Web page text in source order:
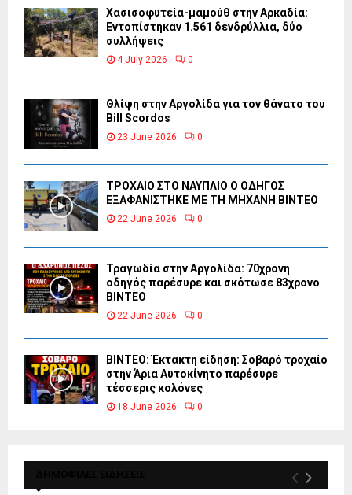
Χασισοφυτεία-μαμούθ στην Αρκαδία:
Εντοπίστηκαν 1.561 δενδρύλλια, δύο
συλλήψεις
4 July 2026 0
Θλίψη στην Αργολίδα για τον θάνατο του
Bill Scordos
23 June 2026 0
ΤΡΟΧΑΙΟ ΣΤΟ ΝΑΥΠΛΙΟ Ο ΟΔΗΓΟΣ
ΕΞΑΦΑΝΙΣΤΗΚΕ ΜΕ ΤΗ ΜΗΧΑΝΗ ΒΙΝΤΕΟ
22 June 2026 0
Τραγωδία στην Αργολίδα: 70χρονη
οδηγός παρέσυρε και σκότωσε 83χρονο
ΒΙΝΤΕΟ
22 June 2026 0
ΒΙΝΤΕΟ: Έκτακτη είδηση: Σοβαρό τροχαίο
στην Άρια Αυτοκίνητο παρέσυρε
τέσσερις κολόνες
18 June 2026 0